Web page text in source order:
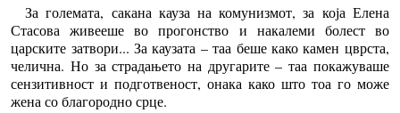
За големата, сакана кауза на комунизмот, за која Елена
Стасова живееше во прогонство и накалеми болест во
царските затвори... За каузата – таа беше како камен цврста,
челична. Но за страдањето на другарите – таа покажуваше
сензитивност и подготвеност, онака како што тоа го може
жена со благородно срце.